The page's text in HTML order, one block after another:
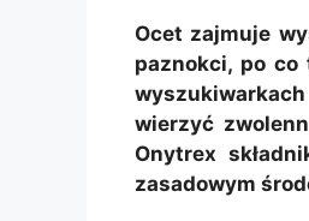
Ocet zajmuje
paznokci, po
wierzyć
Onytrex
zasadowym